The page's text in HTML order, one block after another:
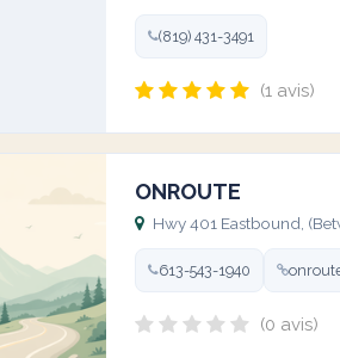
(819) 431-3491
(1 avis)
ONROUTE
Hwy 401 Eastbound,
613-543-1940
(0 avis)